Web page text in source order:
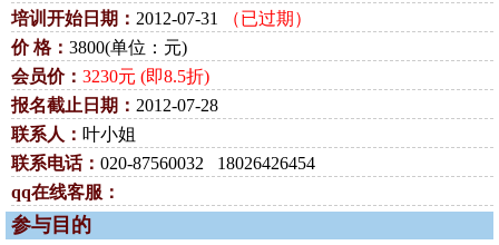
培训开始日期： 2012-07-31
（已过期）
价 格： 3800(单位：元)
会员价： 3230元 (即8.5折)
报名截止日期： 2012-07-28
联系人： 叶小姐
联系电话： 020-87560032 18026426454
qq在线客服：
参与目的